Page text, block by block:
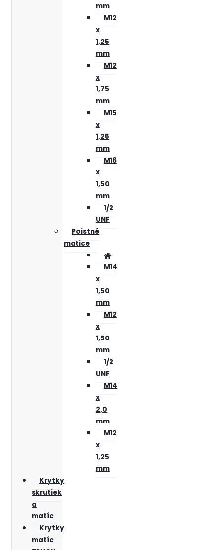
mm
M12
x
1,25
mm
M12
x
1,75
mm
M15
x
1,25
mm
M16
x
1,50
mm
1/2
UNF
Poistné
matice
M14
x
1,50
mm
M12
x
1,50
mm
1/2
UNF
M14
x
2,0
mm
M12
x
1,25
mm
Krytky
skrutiek
a
matíc
Krytky
matíc